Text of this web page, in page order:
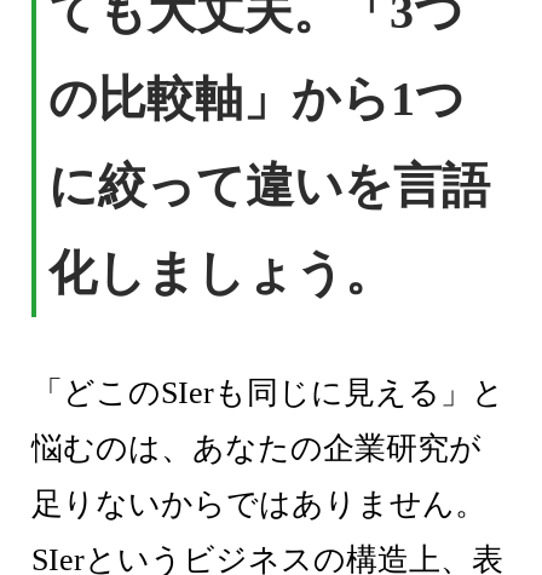
ても大丈夫。「3つ
の比較軸」から1つ
に絞って違いを言語
化しましょう。
「どこのSIerも同じに見える」と
悩むのは、あなたの企業研究が
足りないからではありません。
SIerというビジネスの構造上、表